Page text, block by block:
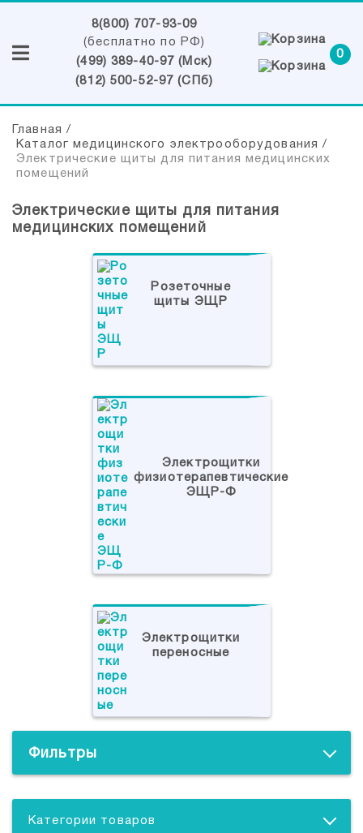
8(800) 707-93-09
(бесплатно по РФ)
(499) 389-40-97 (Мск)
(812) 500-52-97 (СПб)
0
Главная /
Каталог медицинского электрооборудования /
Электрические щиты для питания медицинских
помещений
Электрические щиты для питания
медицинских помещений
Розеточные
щиты ЭЩР
Электрощитки
физиотерапевтические
ЭЩР-Ф
Электрощитки
переносные
Фильтры
Категории товаров